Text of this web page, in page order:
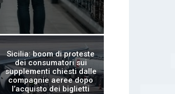
Sicilia: boom di proteste
dei consumatori sui
supplementi chiesti dalle
compagnie aeree dopo
l’acquisto dei biglietti